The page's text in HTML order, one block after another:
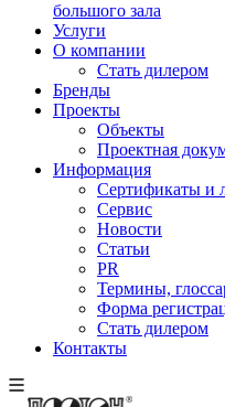
большого зала
Услуги
О компании
Стать дилером
Бренды
Проекты
Объекты
Проектная
Информация
Сертификаты и
Сервис
Новости
Статьи
PR
Термины,
Форма
Стать дилером
Контакты